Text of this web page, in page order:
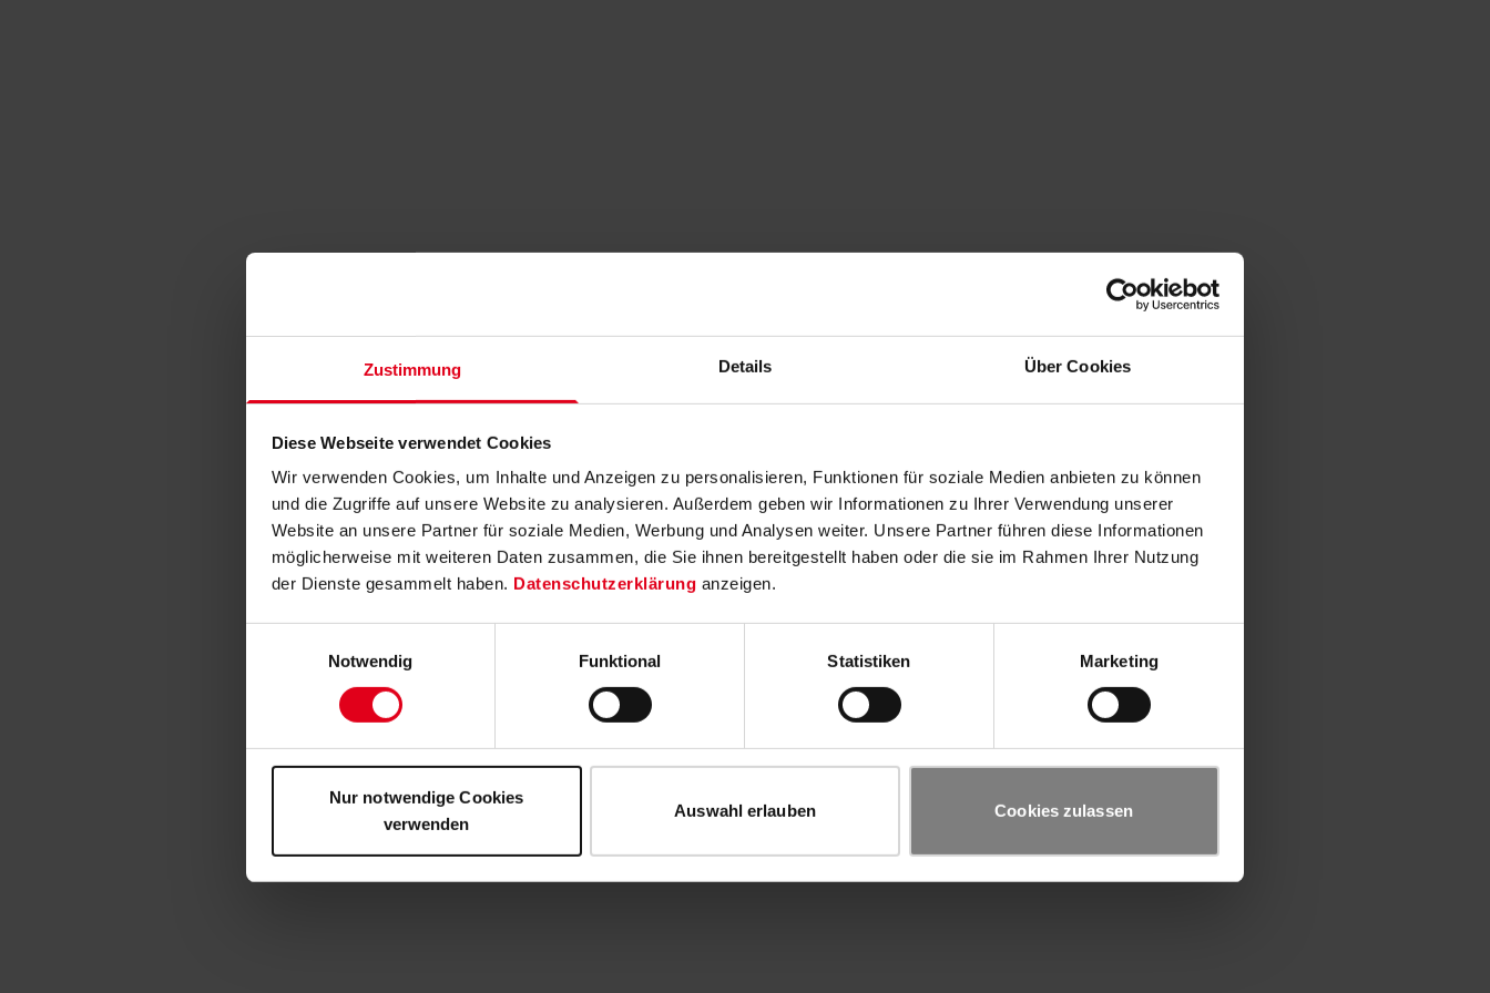
Zustimmung Details Über Cookies
Diese Webseite verwendet Cookies
Wir verwenden Cookies, um Inhalte und Anzeigen zu personalisieren, Funktionen für soziale Medien anbieten zu können
und die Zugriffe auf unsere Website zu analysieren. Außerdem geben wir Informationen zu Ihrer Verwendung unserer
Website an unsere Partner für soziale Medien, Werbung und Analysen weiter. Unsere Partner führen diese Informationen
möglicherweise mit weiteren Daten zusammen, die Sie ihnen bereitgestellt haben oder die sie im Rahmen Ihrer Nutzung
der Dienste gesammelt haben. Datenschutzerklärung anzeigen.
Notwendig
Funktional Statistiken Marketing
Nur notwendige Cookies
verwenden
Auswahl erlauben Cookies zulassen